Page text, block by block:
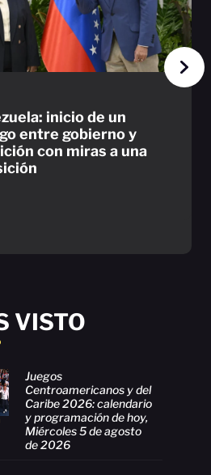
inicio de un
entre gobierno y
con miras a una
VISTO
Juegos
Centroamericanos y del
Caribe 2026: calendario
y programación de hoy,
Miércoles 5 de agosto
de 2026